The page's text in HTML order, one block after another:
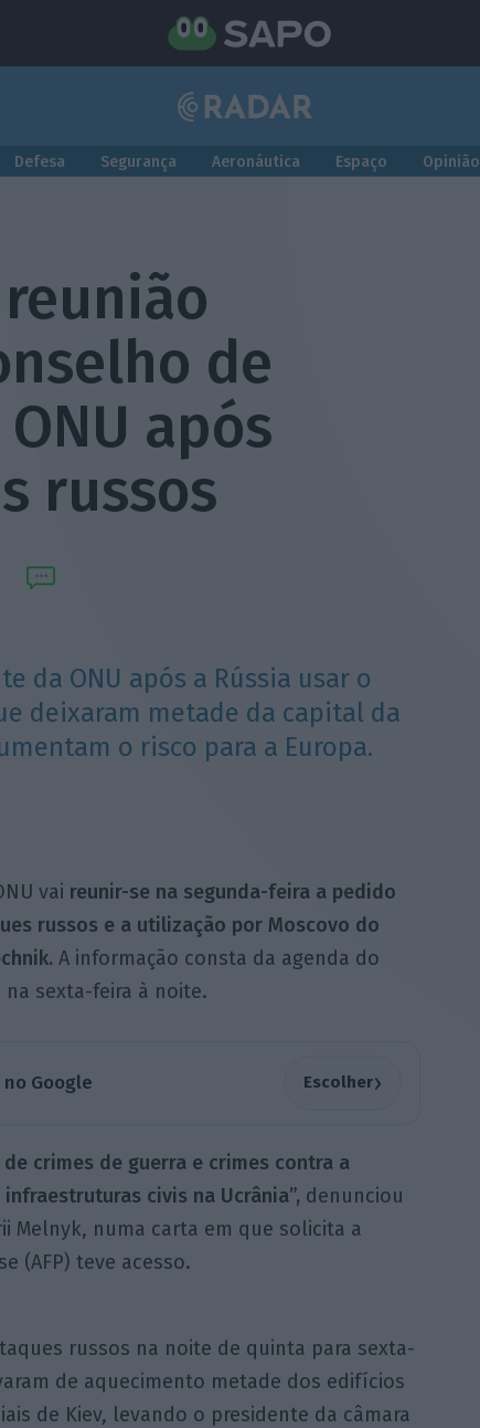
Defesa Segurança Aeronáutica Espaço Opinião
de
após
russos
da ONU após a Rússia usar o
deixaram metade da capital da
o risco para a Europa.
vai reunir-se na segunda-feira a pedido
russos e a utilização por Moscovo do
A informação consta da agenda do
sexta-feira à noite.
Google Escolher›
crimes de guerra e crimes contra a
civis na Ucrânia”, denunciou
Melnyk, numa carta em que solicita a
(AFP) teve acesso.
russos na noite de quinta para sexta-
de aquecimento metade dos edifícios
de Kiev, levando o presidente da câmara